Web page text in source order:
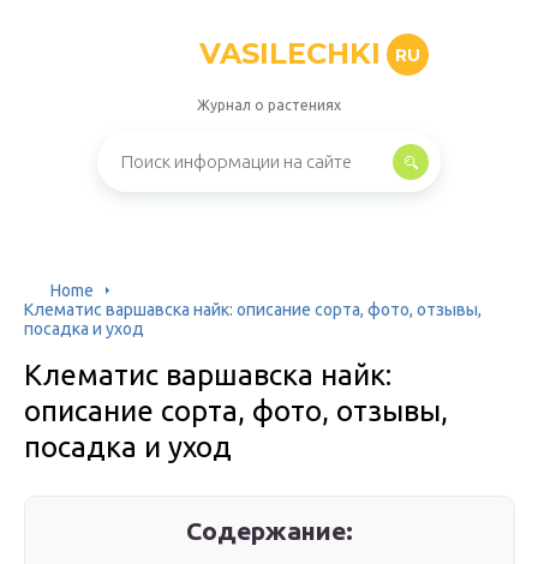
VASILECHKI RU
Журнал о растениях
Home
Клематис варшавска найк: описание сорта, фото, отзывы,
посадка и уход
Клематис варшавска найк:
описание сорта, фото, отзывы,
посадка и уход
Содержание: